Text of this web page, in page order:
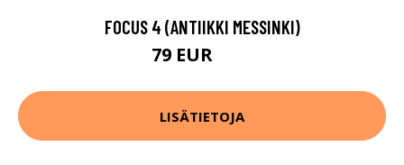
FOCUS 4 (ANTIIKKI MESSINKI)
79 EUR
LISÄTIETOJA